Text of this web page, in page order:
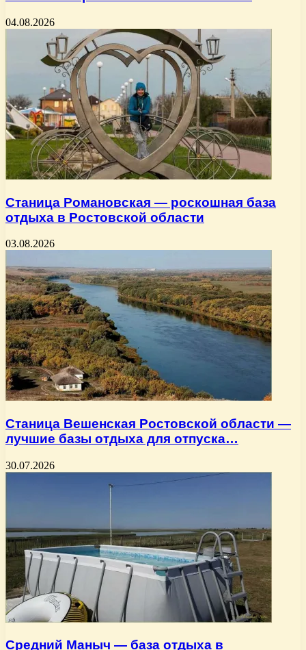
04.08.2026
Станица Романовская — роскошная база
отдыха в Ростовской области
03.08.2026
Станица Вешенская Ростовской области —
лучшие базы отдыха для отпуска…
30.07.2026
Средний Маныч — база отдыха в